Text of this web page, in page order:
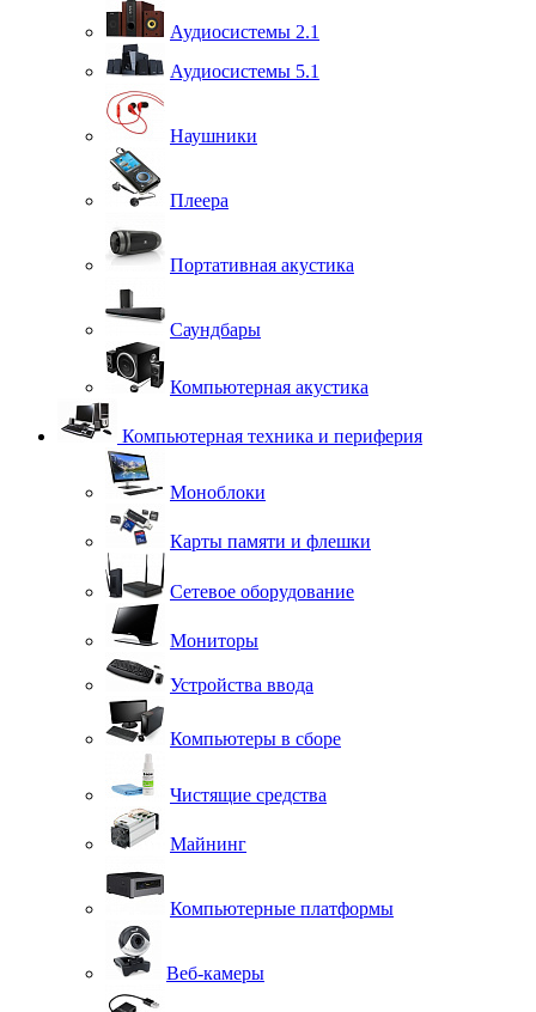
Аудиосистемы 2.1
Аудиосистемы 5.1
Наушники
Плеера
Портативная акустика
Саундбары
Компьютерная акустика
Компьютерная техника и периферия
Моноблоки
Карты памяти и флешки
Сетевое оборудование
Мониторы
Устройства ввода
Компьютеры в сборе
Чистящие средства
Майнинг
Компьютерные платформы
Веб-камеры